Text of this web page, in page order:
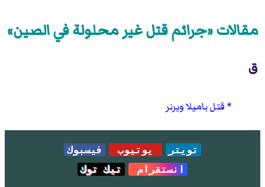
مقالات «جرائم قتل غير محلولة في الصين»
ق
قتل باميلا ويرنر
تويتر يوتيوب
فيسبوك
انستقرام
تيك توك